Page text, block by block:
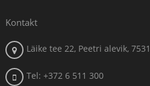
Kontakt
Läike tee 22, Peetri alevik,
Tel: +372 6 511 300